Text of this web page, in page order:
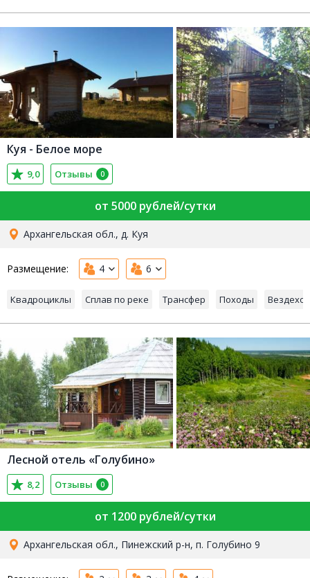
Куя - Белое море
9,0 Отзывы 0
от 5000 рублей/сутки
Архангельская обл., д. Куя
Размещение: 4 6
Квадроциклы Сплав по реке Трансфер Походы
Лесной отель «Голубино»
8,2 Отзывы 0
от 1200 рублей/сутки
Архангельская обл., Пинежский р-н, п. Голубино 9